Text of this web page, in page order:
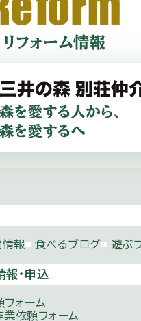
情報 食べるブログ
遊ぶ
報・申込
フォーム
業依頼フォーム